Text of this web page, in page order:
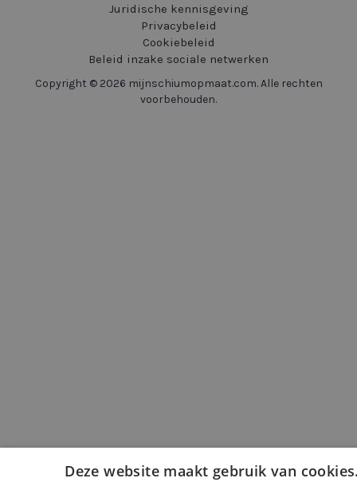
Juridische kennisgeving
Privacybeleid
Cookiebeleid
Beleid inzake sociale netwerken
Copyright © 2026 mijnschiumopmaat.com. Alle rechten
voorbehouden.
Deze website maakt gebruik van